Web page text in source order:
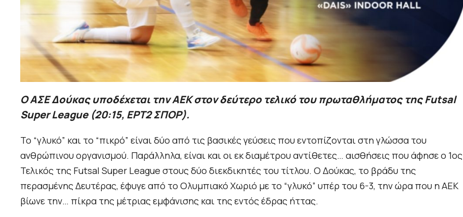
Ο ΑΣΕ Δούκας υποδέχεται την ΑΕΚ στον δεύτερο τελικό του πρωταθλήματος της Futsal
Super League (20:15, ΕΡΤ2 ΣΠΟΡ).
Το “γλυκό” και το “πικρό” είναι δύο από τις βασικές γεύσεις που εντοπίζονται στη γλώσσα του
ανθρώπινου οργανισμού. Παράλληλα, είναι και οι εκ διαμέτρου αντίθετες… αισθήσεις που άφησε ο 1ος
Τελικός της Futsal Super League στους δύο διεκδικητές του τίτλου. Ο Δούκας, το βράδυ της
περασμένης Δευτέρας, έφυγε από το Ολυμπιακό Χωριό με το “γλυκό” υπέρ του 6-3, την ώρα που η ΑΕΚ
βίωνε την… πίκρα της μέτριας εμφάνισης και της εντός έδρας ήττας.